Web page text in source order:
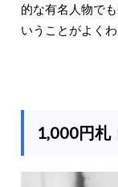
的な有名人物で
いうことがよくわ
1,000円札